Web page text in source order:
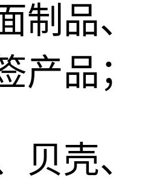
制品、
产品；
贝壳、